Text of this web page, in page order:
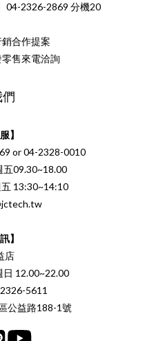
04-2326-2869 分機20
合作提案
售來電洽詢
】
or 04-2328-0010
五09.30~18.00
13:30~14:10
】
店
日 12.00~22.00
5611
公益路188-1號